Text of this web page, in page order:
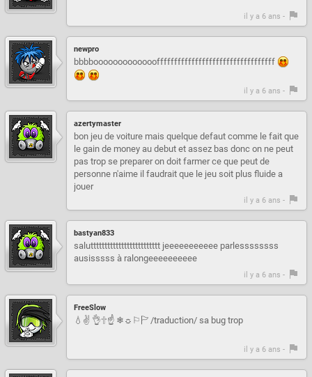
il y a 6 ans -
newpro
bbbboooooooooooooffffffffffffffffffffffffffffffffff
il y a 6 ans -
azertymaster
bon jeu de voiture mais quelque defaut comme le fait que
le gain de money au debut et assez bas donc on ne peut
pas trop se preparer on doit farmer ce que peut de
personne n'aime il faudrait que le jeu soit plus fluide a
jouer
il y a 6 ans -
bastyan833
saluttttttttttttttttttttttttt jeeeeeeeeeee parlessssssss
ausisssss à ralongeeeeeeeeee
il y a 6 ans -
FreeSlow
💧✌ 👌🕆☝ ❄☼⚐🏱 /traduction/ sa bug trop
il y a 6 ans -